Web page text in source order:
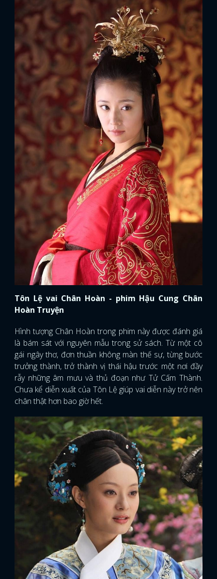
Tôn Lệ vai Chân Hoàn - phim Hậu Cung Chân
Hoàn Truyện
Hình tượng Chân Hoàn trong phim này được đánh giá
là bám sát với nguyên mẫu trong sử sách. Từ một cô
gái ngây thơ, đơn thuần không màn thế sự, từng bước
trưởng thành, trở thành vị thái hậu trước một nơi đầy
rẫy những âm mưu và thủ đoạn như Tử Cấm Thành.
Chưa kể diễn xuất của Tôn Lệ giúp vai diễn này trở nên
chân thật hơn bao giờ hết.